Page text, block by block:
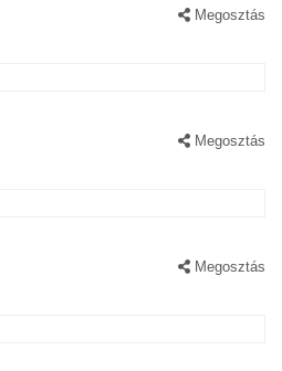
Megosztás
Megosztás
Megosztás